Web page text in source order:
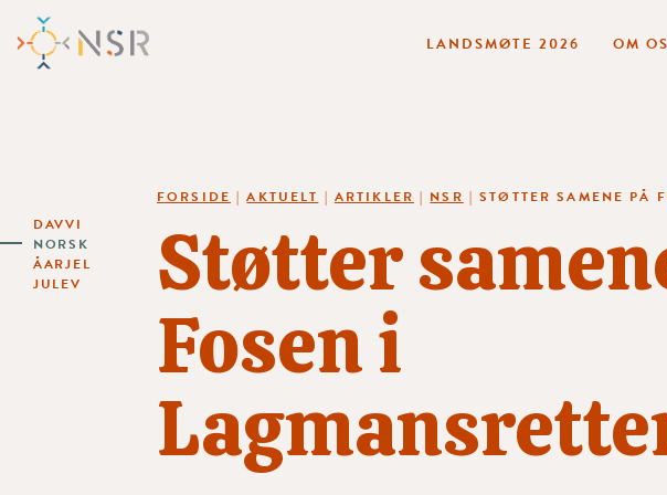
DAVVI
NORSK
ÅARJEL
JULEV
LANDSMØTE 2026 OM
FORSIDE |AKTUELT | ARTIKLER | NSR |STØTTER SAMENE PÅ
Støtter
Fosen i